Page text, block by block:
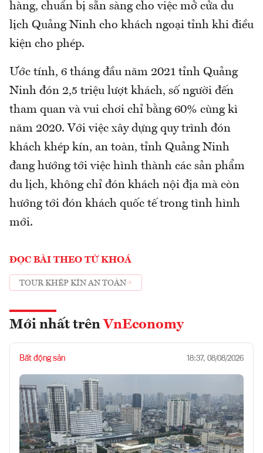
hàng, chuẩn bị sẵn sàng cho việc mở cửa du
lịch Quảng Ninh cho khách ngoại tỉnh khi điều
kiện cho phép.
Ước tính, 6 tháng đầu năm 2021 tỉnh Quảng
Ninh đón 2,5 triệu lượt khách, số người đến
tham quan và vui chơi chỉ bằng 60% cùng kì
năm 2020. Với việc xây dựng quy trình đón
khách khép kín, an toàn, tỉnh Quảng Ninh
đang hướng tới việc hình thành các sản phẩm
du lịch, không chỉ đón khách nội địa mà còn
hướng tới đón khách quốc tế trong tình hình
mới.
ĐỌC BÀI THEO TỪ KHOÁ
TOUR KHÉP KÍN AN TOÀN
Mới nhất trên VnEconomy
Bất động sản 18:37, 08/08/2026